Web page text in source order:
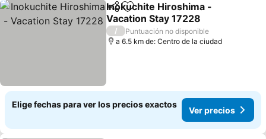
CompartirAgregar a favoritos
Inokuchite Hiroshima -
Vacation Stay 17228
Ver precios
/
Puntuación no disponible
a 6.5 km de: Centro de la ciudad
Elige fechas para ver los precios exactos
Ver precios